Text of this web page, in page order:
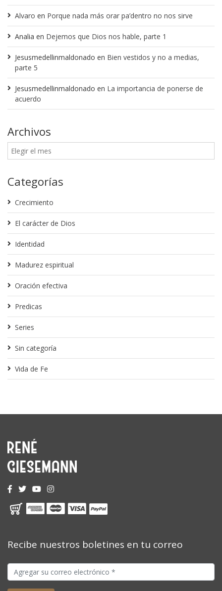
Alvaro en Porque nada más orar pa’dentro no nos sirve
Analia en Dejemos que Dios nos hable, parte 1
Jesusmedellinmaldonado en Bien vestidos y no a medias,
parte 5
Jesusmedellinmaldonado en La importancia de ponerse de
acuerdo
Archivos
Categorías
Crecimiento
El carácter de Dios
Identidad
Madurez espiritual
Oración efectiva
Predicas
Series
Sin categoría
Vida de Fe
Recibe nuestros boletines en tu correo